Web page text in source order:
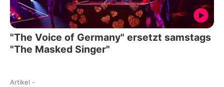
"The Voice of Germany" ersetzt samstags
"The Masked Singer"
Artikel -